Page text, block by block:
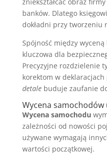
banków. Dlatego
dokładni przy tworzeniu
Spójność między
kluczowa dla
Precyzyjne rozdzielenie
korektom w deklaracjach
detalebuduje zaufanie
Wycena samochodów
Wycena samochodu
zależności od nowości
używane wymagają
wartości początkowej.